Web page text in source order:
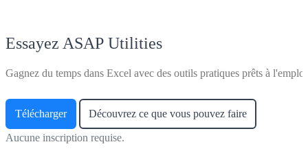
Essayez ASAP Utilities
Gagnez du temps dans Excel avec des outils pratiques prêts à
Télécharger Découvrez ce que vous pouvez faire
Aucune inscription requise.